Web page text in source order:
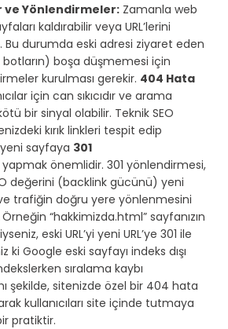
ve Yönlendirmeler: Zamanla web
kaldırabilir veya URL’lerini
Bu durumda eski adresi ziyaret eden
botların) boşa düşmemesi için
kurulması gerekir. 404 Hata
için can sıkıcıdır ve arama
bir sinyal olabilir. Teknik SEO
kırık linkleri tespit edip
sayfaya 301
yapmak önemlidir. 301 yönlendirmesi,
değerini (backlink gücünü) yeni
trafiğin doğru yere yönlenmesini
Örneğin “hakkimizda.html” sayfanızın
eski URL’yi yeni URL’ye 301 ile
ki Google eski sayfayı indeks dışı
sıralama kaybı
şekilde, sitenizde özel bir 404 hata
kullanıcıları site içinde tutmaya
pratiktir.